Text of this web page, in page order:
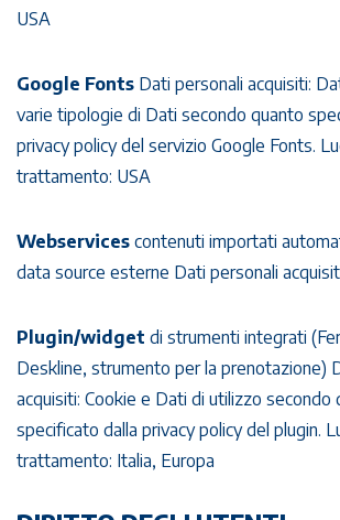
USA
Google Fonts Dati personali acquisiti:
varie tipologie di Dati secondo quanto
privacy policy del servizio Google Fonts.
trattamento: USA
Webservices contenuti importati
data source esterne Dati personali
Plugin/widget di strumenti integrati
Deskline, strumento per la prenotazione)
acquisiti: Cookie e Dati di utilizzo secondo
specificato dalla privacy policy del plugin.
trattamento: Italia, Europa